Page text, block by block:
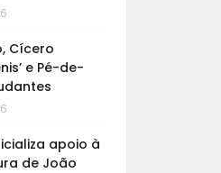
Cícero
e Pé-de-
apoio à
de João